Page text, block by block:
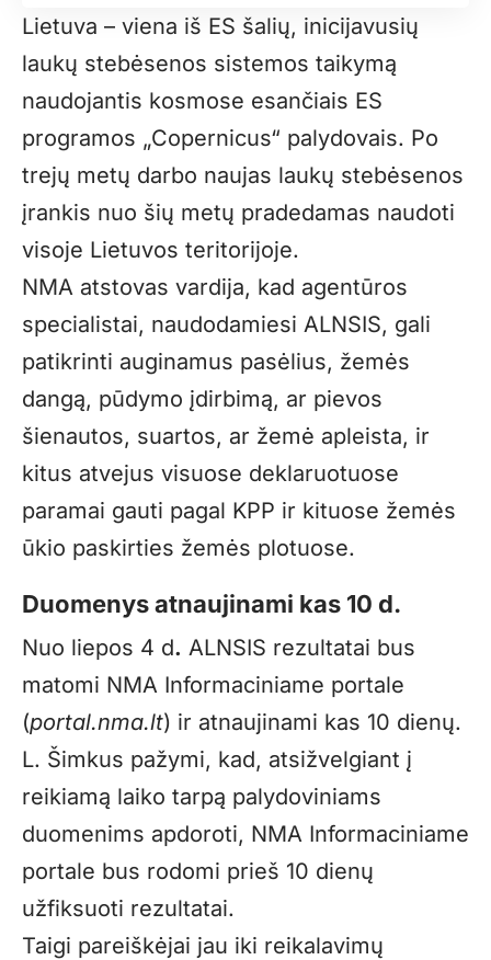
Lietuva – viena iš ES šalių, inicijavusių
laukų stebėsenos sistemos taikymą
naudojantis kosmose esančiais ES
programos „Copernicus“ palydovais. Po
trejų metų darbo naujas laukų stebėsenos
įrankis nuo šių metų pradedamas naudoti
visoje Lietuvos teritorijoje.
NMA atstovas vardija, kad agentūros
specialistai, naudodamiesi ALNSIS, gali
patikrinti auginamus pasėlius, žemės
dangą, pūdymo įdirbimą, ar pievos
šienautos, suartos, ar žemė apleista, ir
kitus atvejus visuose deklaruotuose
paramai gauti pagal KPP ir kituose žemės
ūkio paskirties žemės plotuose.
Duomenys atnaujinami kas 10 d.
Nuo liepos 4 d. ALNSIS rezultatai bus
matomi NMA Informaciniame portale
(portal.nma.lt) ir atnaujinami kas 10 dienų.
L. Šimkus pažymi, kad, atsižvelgiant į
reikiamą laiko tarpą palydoviniams
duomenims apdoroti, NMA Informaciniame
portale bus rodomi prieš 10 dienų
užfiksuoti rezultatai.
Taigi pareiškėjai jau iki reikalavimų